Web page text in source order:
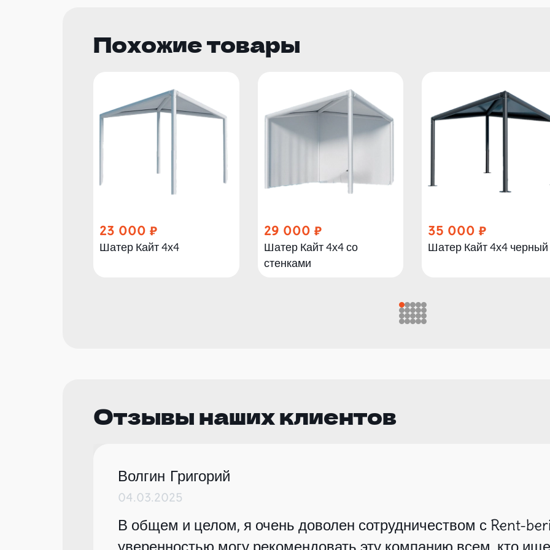
Похожие товары
23 000
Шатер Кайт 4х4
29 000
Шатер Кайт 4х4 со
стенками
35 000
Шатер Кайт 4х4 черный
Отзывы наших клиентов
Волгин Григорий
04.03.2025
В общем и целом, я очень доволен сотрудничеством с Rent-
уверенностью могу рекомендовать эту компанию всем, кто